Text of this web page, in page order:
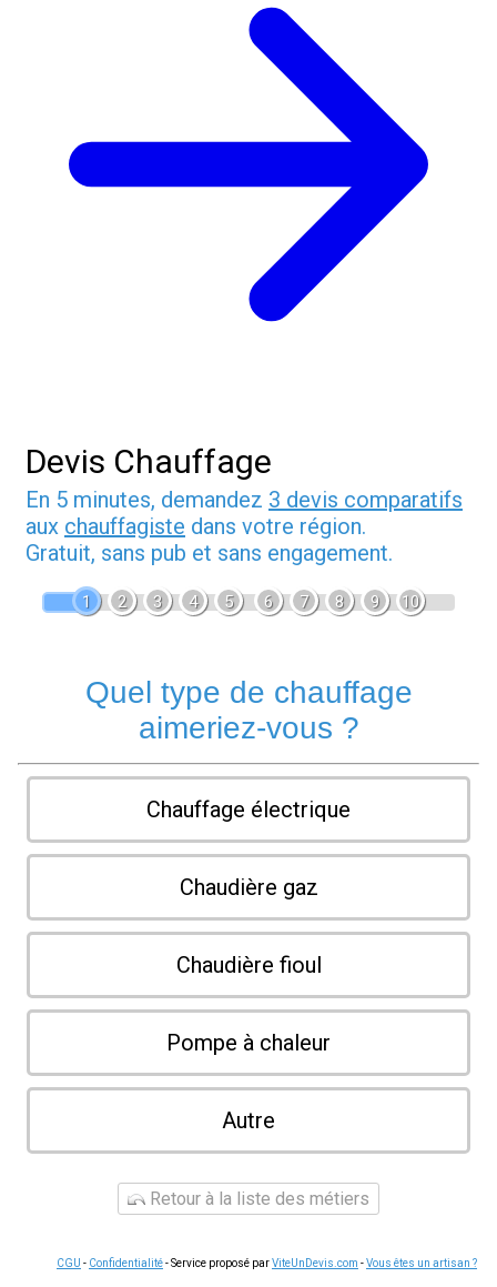
Devis Chauffage
En 5 minutes, demandez 3 devis comparatifs
aux chauffagiste dans votre région.
Gratuit, sans pub et sans engagement.
1 2 3 4 5 6 7 8 9 10
Quel type de chauffage
aimeriez-vous ?
Chauffage électrique
Chaudière gaz
Chaudière fioul
Pompe à chaleur
Autre
Retour à la liste des métiers
CGU - Confidentialité- Service proposé parViteUnDevis.com -Vous êtes un artisan ?